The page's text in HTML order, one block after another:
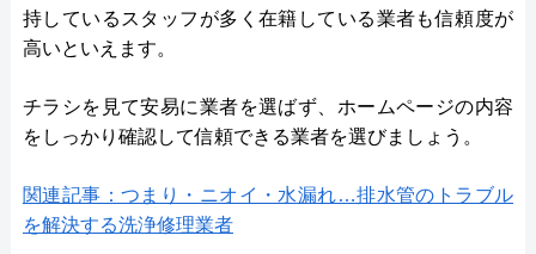
持しているスタッフが多く在籍している業者も信頼度が
高いといえます。
チラシを見て安易に業者を選ばず、ホームページの内容
をしっかり確認して信頼できる業者を選びましょう。
関連記事：つまり・ニオイ・水漏れ…排水管のトラブル
を解決する洗浄修理業者